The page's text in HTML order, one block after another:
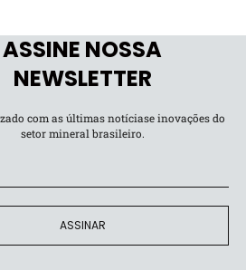
ASSINE NOSSA
NEWSLETTER
com as últimas notíciase inovações do
setor mineral brasileiro.
ASSINAR